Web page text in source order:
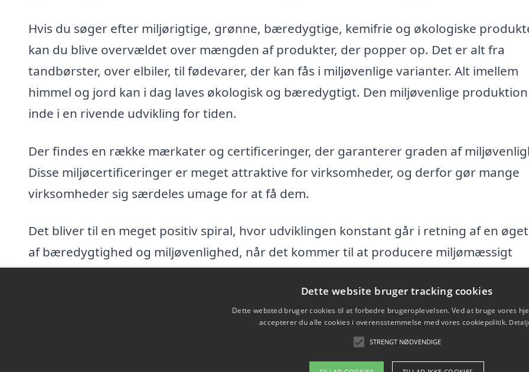
Hvis du søger efter miljørigtige, grønne, bæredygtige, kemifrie og økologiske
kan du blive overvældet over mængden af produkter, der popper op. Det er alt fra
tandbørster, over elbiler, til fødevarer, der kan fås i miljøvenlige varianter. Alt imellem
himmel og jord kan i dag laves økologisk og bæredygtigt. Den miljøvenlige
inde i en rivende udvikling for tiden.
Der findes en række mærkater og certificeringer, der garanterer graden af
Disse miljøcertificeringer er meget attraktive for virksomheder, og derfor gør mange
virksomheder sig særdeles umage for at få dem.
Det bliver til en meget positiv spiral, hvor udviklingen konstant går i retning af en
af bæredygtighed og miljøvenlighed, når det kommer til at producere miljømæssigt
forsvarligt.
Vær med til at støtte den gode udvikling ved så vidt muligt at vælge de miljøvenlige
produkter. Jo flere kunder der vælger dem, des flere bliver der produceret. Sådan
Dette website bruger tracking cookies
Dette websted bruger cookies til at forbedre brugeroplevelsen. Ved at bruge vores
accepterer du alle cookies i overensstemmelse med vores cookiepolitik.
STRENGT NØDVENDIGE